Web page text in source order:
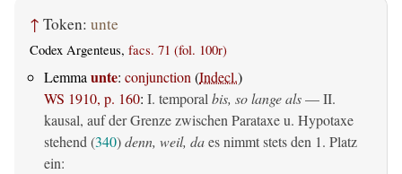
↑ Token: unte
Codex Argenteus, facs. 71 (fol. 100r)
Lemmaunte: conjunction(Indecl.)
WS 1910, p. 160: I. temporalbis, so lange als— II.
kausal, auf der Grenze zwischen Parataxe u. Hypotaxe
stehend (340)denn, weil, daes nimmt stets den 1. Platz
ein: